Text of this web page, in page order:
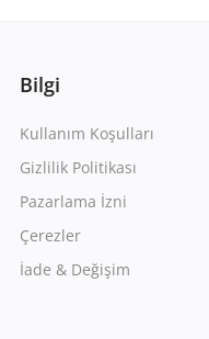
Bilgi
Kullanım Koşulları
Gizlilik Politikası
Pazarlama İzni
Çerezler
İade & Değişim